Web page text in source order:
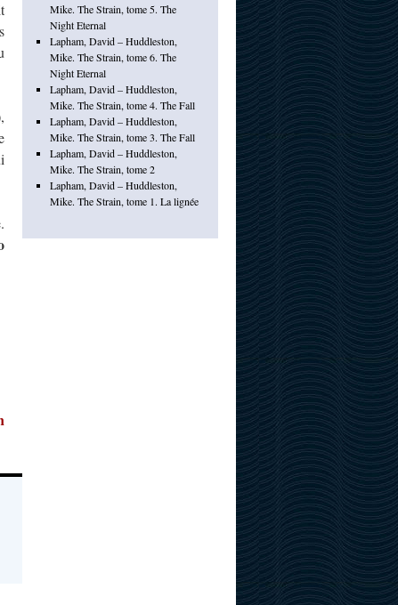
Mike. The Strain, tome 5. The
Night Eternal
Lapham, David – Huddleston,
Mike. The Strain, tome 6. The
Night Eternal
Lapham, David – Huddleston,
Mike. The Strain, tome 4. The Fall
Lapham, David – Huddleston,
Mike. The Strain, tome 3. The Fall
Lapham, David – Huddleston,
Mike. The Strain, tome 2
Lapham, David – Huddleston,
Mike. The Strain, tome 1. La lignée